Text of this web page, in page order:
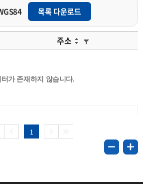
목록 다운로드
주소
가 존재하지 않습니다.
1